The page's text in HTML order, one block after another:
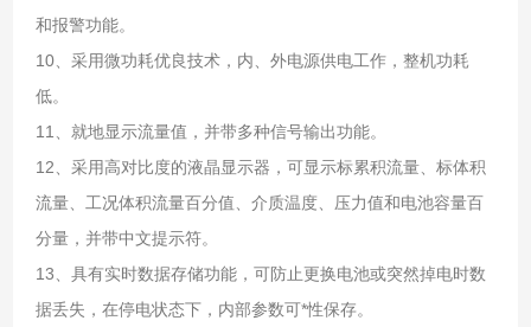
和报警功能。
10、采用微功耗优良技术，内、外电源供电工作，整机功耗
低。
11、就地显示流量值，并带多种信号输出功能。
12、采用高对比度的液晶显示器，可显示标累积流量、标体积
流量、工况体积流量百分值、介质温度、压力值和电池容量百
分量，并带中文提示符。
13、具有实时数据存储功能，可防止更换电池或突然掉电时数
据丢失，在停电状态下，内部参数可*性保存。